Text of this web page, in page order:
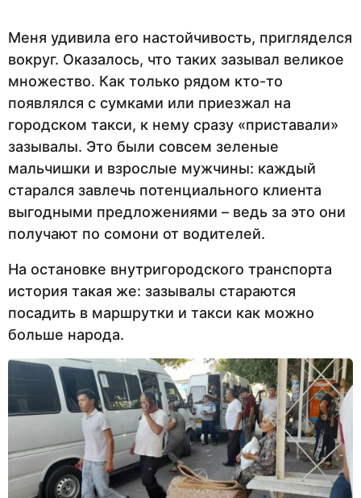
Меня удивила его настойчивость, пригляделся
вокруг. Оказалось, что таких зазывал великое
множество. Как только рядом кто-то
появлялся с сумками или приезжал на
городском такси, к нему сразу «приставали»
зазывалы. Это были совсем зеленые
мальчишки и взрослые мужчины: каждый
старался завлечь потенциального клиента
выгодными предложениями – ведь за это они
получают по сомони от водителей.
На остановке внутригородского транспорта
история такая же: зазывалы стараются
посадить в маршрутки и такси как можно
больше народа.